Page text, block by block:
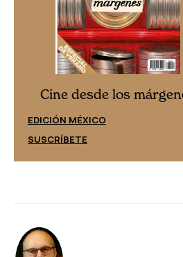
Cine desde los
EDICIÓN MÉXICO
SUSCRÍBETE